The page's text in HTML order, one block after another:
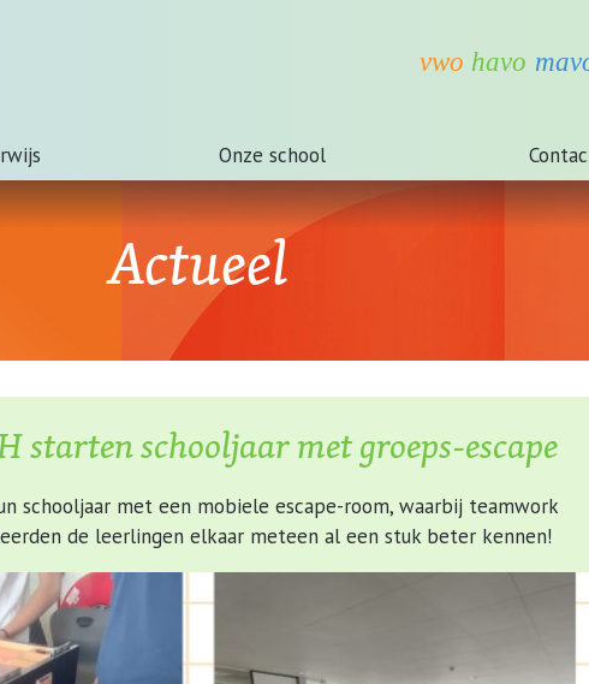
Onze school
Actueel
starten schooljaar met groeps-escape
schooljaar met een mobiele escape-room, waarbij teamwork
de leerlingen elkaar meteen al een stuk beter kennen!